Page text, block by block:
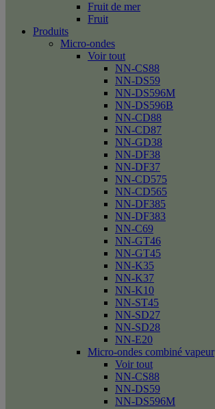
Fruit de mer
Fruit
Produits
Micro-ondes
Voir tout
NN-CS88
NN-DS59
NN-DS596M
NN-DS596B
NN-CD88
NN-CD87
NN-GD38
NN-DF38
NN-DF37
NN-CD575
NN-CD565
NN-DF385
NN-DF383
NN-C69
NN-GT46
NN-GT45
NN-K35
NN-K37
NN-K10
NN-ST45
NN-SD27
NN-SD28
NN-E20
Micro-ondes combiné vapeur
Voir tout
NN-CS88
NN-DS59
NN-DS596M